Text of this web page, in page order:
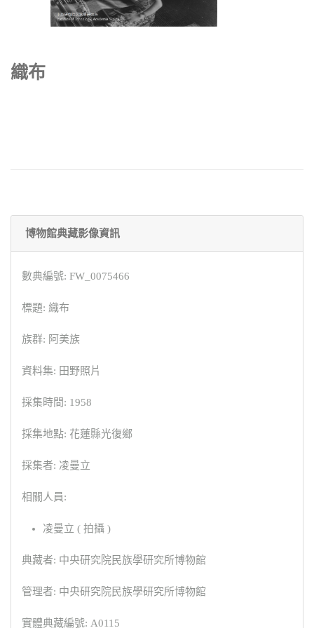
織布
博物館典藏影像資訊
數典編號: FW_0075466
標題: 織布
族群: 阿美族
資料集: 田野照片
採集時間: 1958
採集地點: 花蓮縣光復鄉
採集者: 凌曼立
相關人員:
凌曼立 ( 拍攝 )
典藏者: 中央研究院民族學研究所博物館
管理者: 中央研究院民族學研究所博物館
實體典藏編號: A0115